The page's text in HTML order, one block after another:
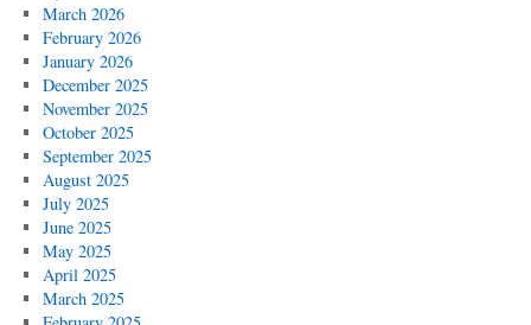
March 2026
February 2026
January 2026
December 2025
November 2025
October 2025
September 2025
August 2025
July 2025
June 2025
May 2025
April 2025
March 2025